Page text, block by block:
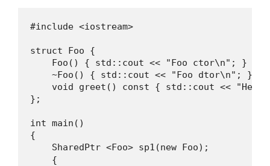
#include <iostream>
struct Foo {
    Foo() { std::cout << "Foo ctor\n"; }
    ~Foo() { std::cout << "Foo dtor\n"; }
void greet() const { std::cout <<
};
int main()
{
SharedPtr <Foo> sp1(new Foo);
    {